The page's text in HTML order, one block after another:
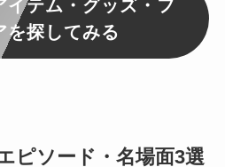
イテム・グッズ・フ
を探してみる
ピソード・名場面3選